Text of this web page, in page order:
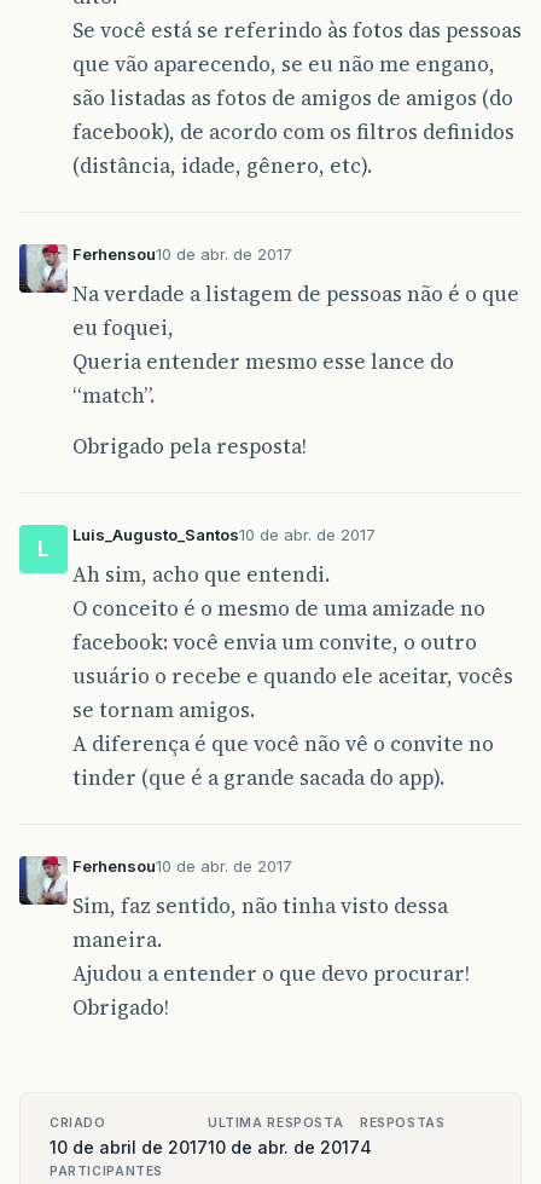
Se você está se referindo às fotos das pessoas
que vão aparecendo, se eu não me engano,
são listadas as fotos de amigos de amigos (do
facebook), de acordo com os filtros definidos
(distância, idade, gênero, etc).
Ferhensou10 de abr. de 2017
Na verdade a listagem de pessoas não é o que
eu foquei,
Queria entender mesmo esse lance do
“match”.
Obrigado pela resposta!
L
Luis_Augusto_Santos10 de abr. de 2017
Ah sim, acho que entendi.
O conceito é o mesmo de uma amizade no
facebook: você envia um convite, o outro
usuário o recebe e quando ele aceitar, vocês
se tornam amigos.
A diferença é que você não vê o convite no
tinder (que é a grande sacada do app).
Ferhensou10 de abr. de 2017
Sim, faz sentido, não tinha visto dessa
maneira.
Ajudou a entender o que devo procurar!
Obrigado!
CRIADO
10 de abril de 2017
ULTIMA RESPOSTA
10 de abr. de 2017
RESPOSTAS
4
PARTICIPANTES